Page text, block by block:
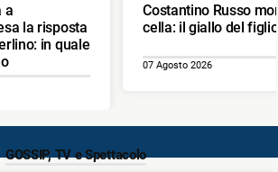
a
la risposta
in quale
Costantino Russo
cella: il giallo del
07 Agosto 2026
GOSSIP, TV e Spettacolo